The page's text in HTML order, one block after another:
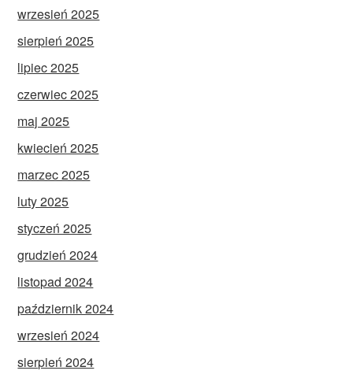
wrzesień 2025
sierpień 2025
lipiec 2025
czerwiec 2025
maj 2025
kwiecień 2025
marzec 2025
luty 2025
styczeń 2025
grudzień 2024
listopad 2024
październik 2024
wrzesień 2024
sierpień 2024